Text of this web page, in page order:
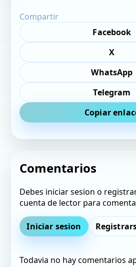
Compartir
Facebook
X
WhatsApp
Telegram
Copiar
Comentarios
Debes iniciar sesion o
cuenta de lector para
Iniciar sesion
Todavia no hay comentarios